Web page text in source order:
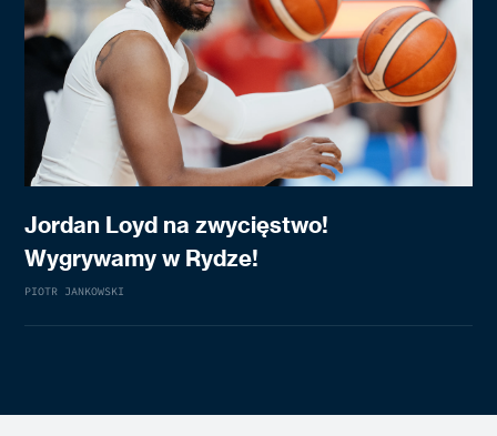
Jordan Loyd na zwycięstwo!
Wygrywamy w Rydze!
PIOTR JANKOWSKI